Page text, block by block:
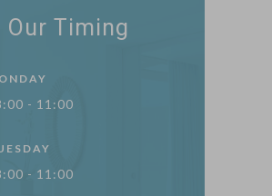
Our Timing
- 11:00
- 11:00